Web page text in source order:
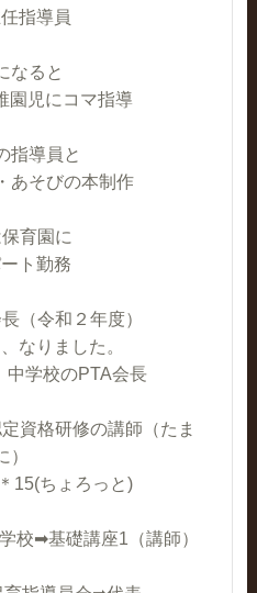
指導員
なると
児にコマ指導
指導員と
そびの本制作
保育園に
ト勤務
（令和２年度）
なりました。
校のPTA会長
資格研修の講師（たま
）
15(ちょろっと)
校➡基礎講座1（講師）